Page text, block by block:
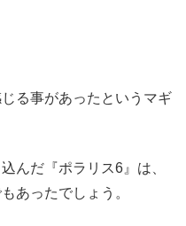
る事があったというマギ
んだ『ポラリス6』は、
あったでしょう。